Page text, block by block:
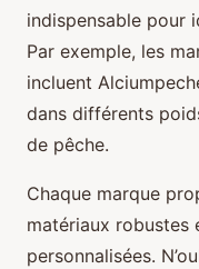
indispensable pour
Par exemple, les
incluent
dans différents
de pêche.
Chaque marque
matériaux robustes
personnalisées.